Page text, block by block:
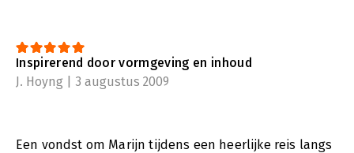
Inspirerend door vormgeving en inhoud
J. Hoyng | 3 augustus 2009
Een vondst om Marijn tijdens een heerlijke reis langs